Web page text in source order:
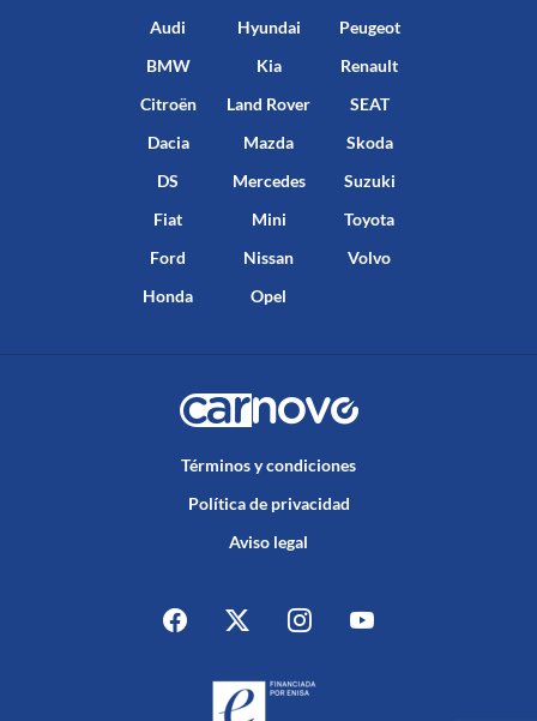
Audi
BMW
Citroën
Dacia
DS
Fiat
Ford
Honda
Hyundai
Kia
Land Rover
Mazda
Mercedes
Mini
Nissan
Opel
Peugeot
Renault
SEAT
Skoda
Suzuki
Toyota
Volvo
Términos y condiciones
Política de privacidad
Aviso legal